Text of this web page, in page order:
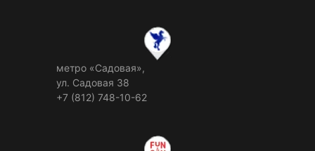
метро «Садовая»,
ул. Садовая 38
+7 (812) 748-10-62